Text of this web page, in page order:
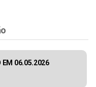
EM 06.05.2026